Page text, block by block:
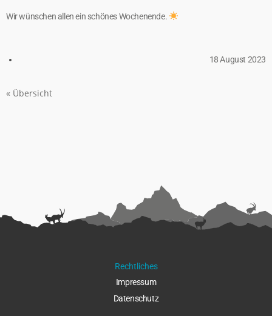
Wir wünschen allen ein schönes Wochenende.
18 August 2023
« Übersicht
Rechtliches
Impressum
Datenschutz